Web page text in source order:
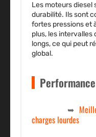
Les moteurs diesel
durabilité. Ils sont
fortes pressions et
plus, les intervalles
longs, ce qui peut
global.
charges lourdes